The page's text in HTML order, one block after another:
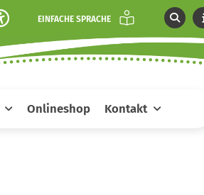
EINFACHE SPRACHE
Onlineshop Kontakt